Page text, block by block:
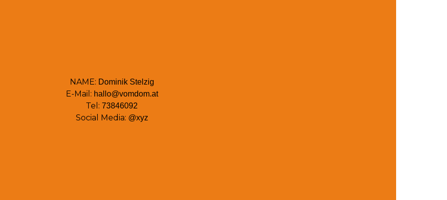
NAME: Dominik Stelzig
E-Mail: hallo@vomdom.at
Tel: 73846092
Social Media: @xyz